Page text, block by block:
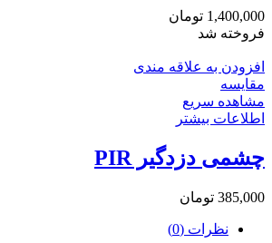
1,400,000 تومان
فروخته شد
افزودن به علاقه مندی
مقایسه
مشاهده سریع
اطلاعات بیشتر
چشمی دزدگیر PIR
385,000 تومان
نظرات (0)